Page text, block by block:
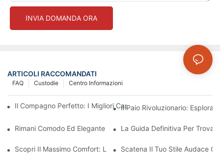
INVIA DOMANDA ORA
ARTICOLI RACCOMANDATI
Centro Informazioni
Custodie
FAQ
Il Compagno Perfetto: I Migliori Capri Yoga Da Donna Per La
Il Paio Rivoluzionario:
Rimani Comodo Ed Elegante Con Questi Leggings Spessi
La Guida Definitiva Per
Scopri Il Massimo Comfort: Leggings Da Donna Dal Design
Scatena Il Tuo Stile Audace